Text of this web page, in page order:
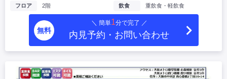
フロア
2階
飲食
重飲食・軽飲食
無料
＼ 簡単1分で完了 ／
内見予約・お問い合わせ